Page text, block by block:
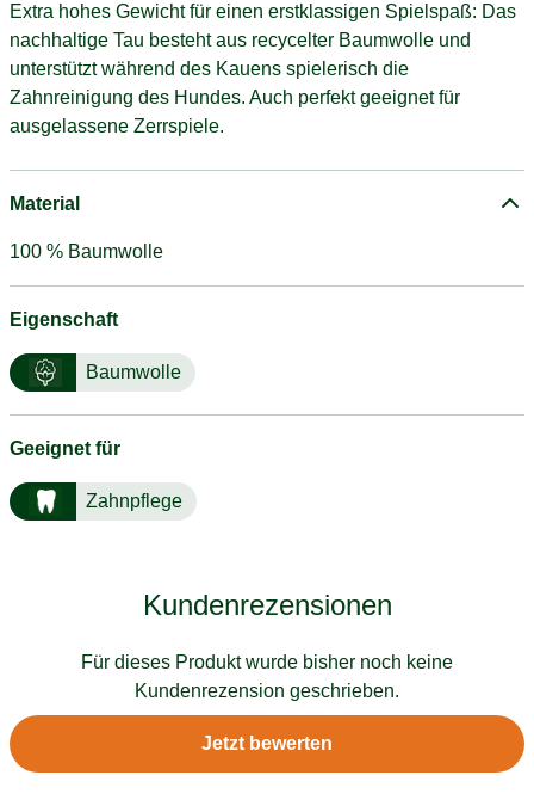
Extra hohes Gewicht für einen erstklassigen Spielspaß: Das
nachhaltige Tau besteht aus recycelter Baumwolle und
unterstützt während des Kauens spielerisch die
Zahnreinigung des Hundes. Auch perfekt geeignet für
ausgelassene Zerrspiele.
Material
100 % Baumwolle
Eigenschaft
Baumwolle
Geeignet für
Zahnpflege
Kundenrezensionen
Für dieses Produkt wurde bisher noch keine
Kundenrezension geschrieben.
Jetzt bewerten